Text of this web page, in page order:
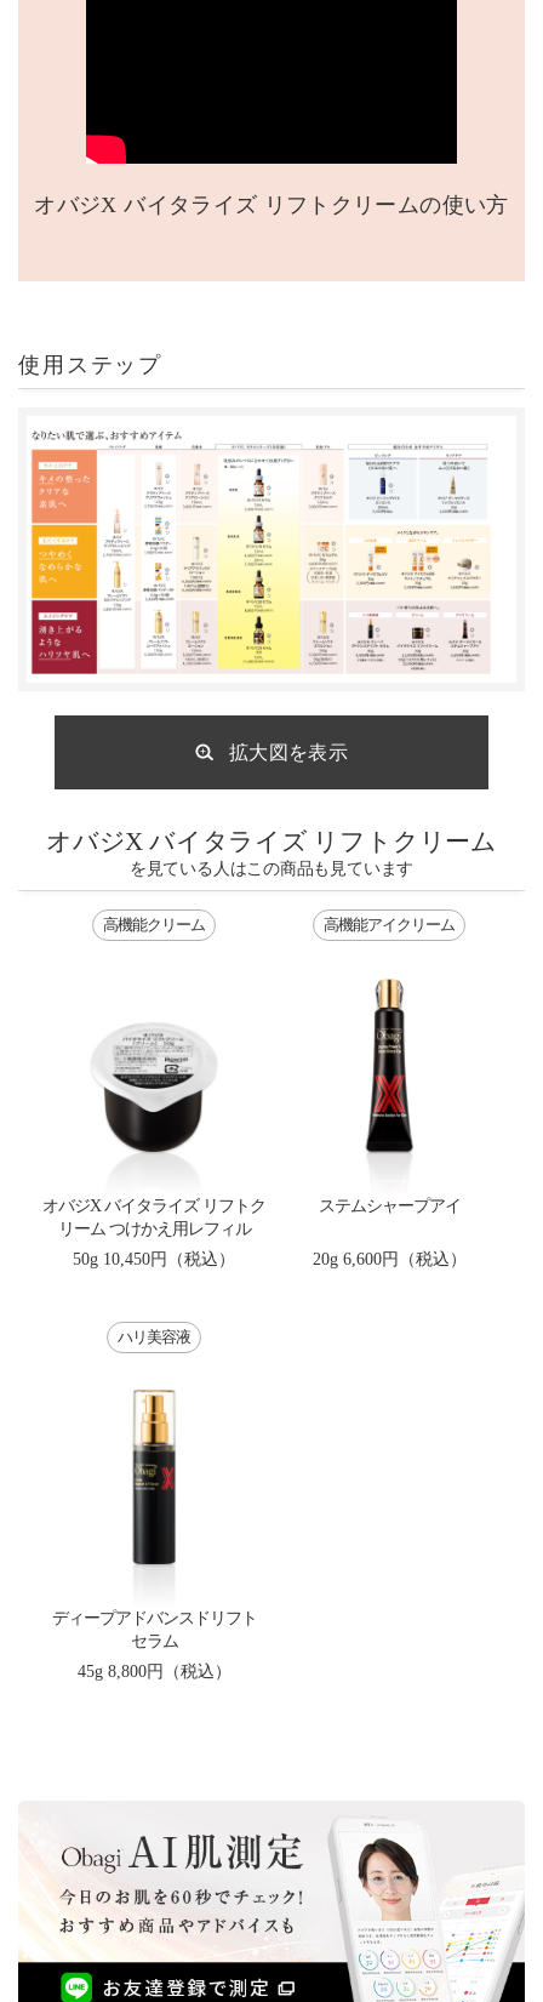
オバジX バイタライズ リフトクリームの使い方
使用ステップ
拡大図を表示
オバジX バイタライズ リフトクリーム
を見ている人はこの商品も見ています
高機能クリーム
オバジX バイタライズ リフトク
リーム つけかえ用レフィル
50g 10,450円（税込）
高機能アイクリーム
ステムシャープアイ
20g 6,600円（税込）
ハリ美容液
ディープアドバンスドリフト
セラム
45g 8,800円（税込）